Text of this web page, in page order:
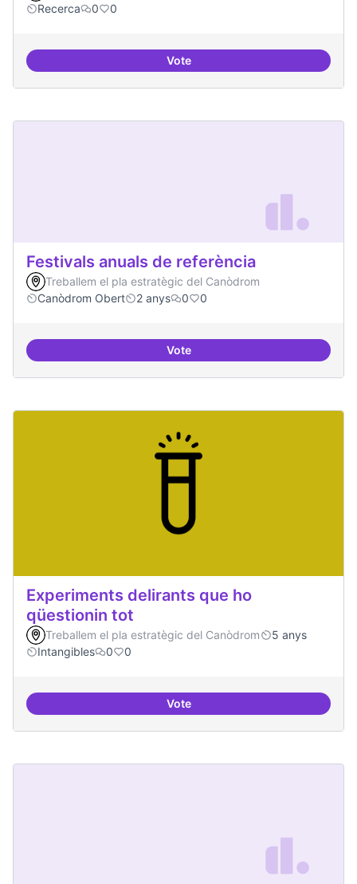
Recerca
0 0
VotePublicar regularment en
Festivals anuals de referència
Treballem el pla estratègic del Canòdrom
Canòdrom Obert
2 anys 0 0
VoteFestivals anuals de referència
Experiments delirants que ho
qüestionin tot
Treballem el pla estratègic del Canòdrom
5 anys
Intangibles
0 0
VoteExperiments delirants que ho